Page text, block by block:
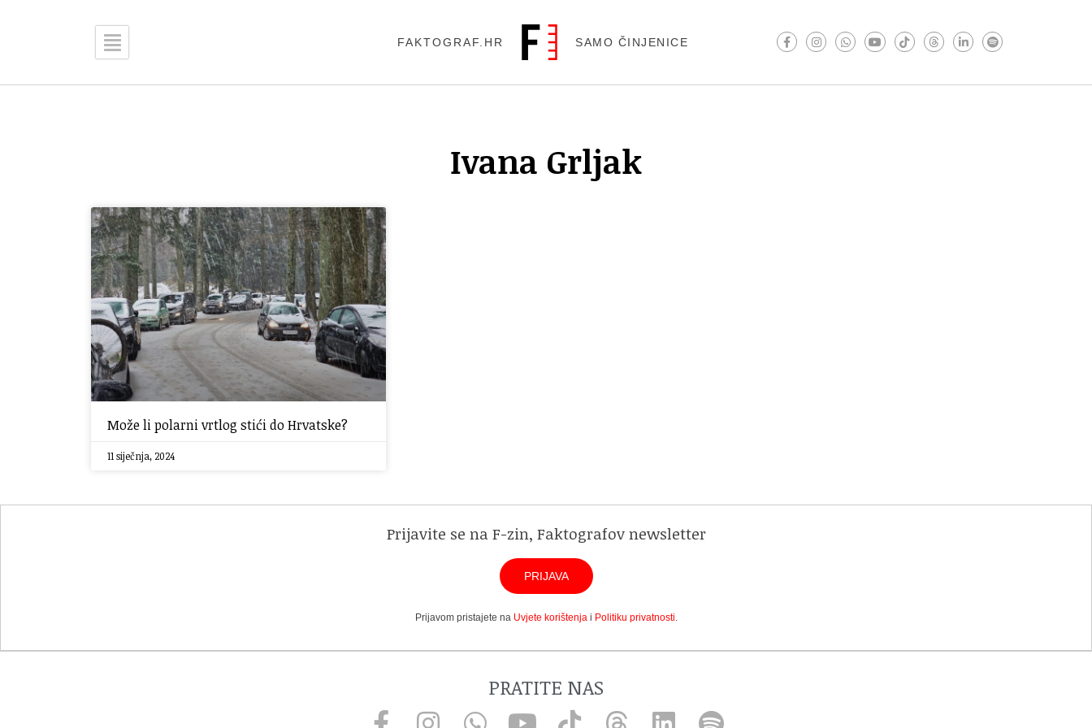
FAKTOGRAF.HR SAMO ČINJENICE
Ivana Grljak
Može li polarni vrtlog stići do Hrvatske?
11 siječnja, 2024
Prijavite se na F-zin, Faktografov newsletter
PRIJAVA
Prijavom pristajete na Uvjete korištenjai Politiku privatnosti.
PRATITE NAS